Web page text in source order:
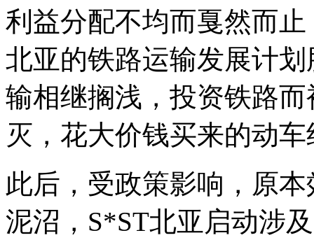
利益分配不均而戛然而
北亚的铁路运输发展计
输相继搁浅，投资铁路
灭，花大价钱买来的动
此后，受政策影响，原
泥沼，S*ST北亚启动涉